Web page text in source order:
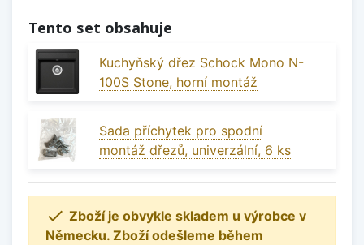
Tento set obsahuje
Kuchyňský dřez Schock Mono N-
100S Stone, horní montáž
Sada příchytek pro spodní
montáž dřezů, univerzální, 6 ks
 Zboží je obvykle skladem u výrobce v
Německu. Zboží odešleme během